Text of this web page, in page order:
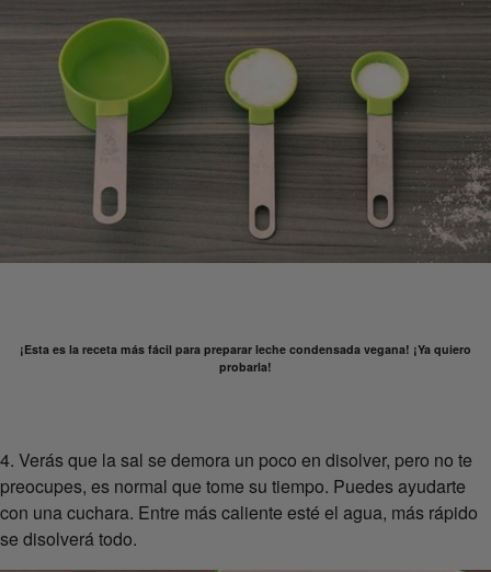
¡Esta es la receta más fácil para preparar leche condensada vegana! ¡Ya quiero
probarla!
4. Verás que la sal se demora un poco en disolver, pero no te
preocupes, es normal que tome su tiempo. Puedes ayudarte
con una cuchara. Entre más caliente esté el agua, más rápido
se disolverá todo.